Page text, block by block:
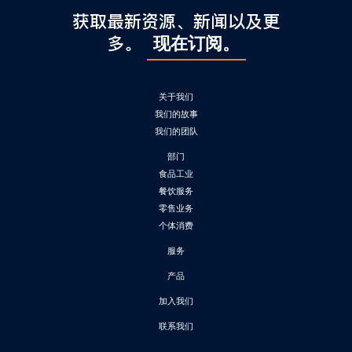
获取最新资源、新闻以及更
多。
现在订阅。
关于我们
我们的故事
我们的团队
部门
食品工业
餐饮服务
零售业务
个体消费
服务
产品
加入我们
联系我们